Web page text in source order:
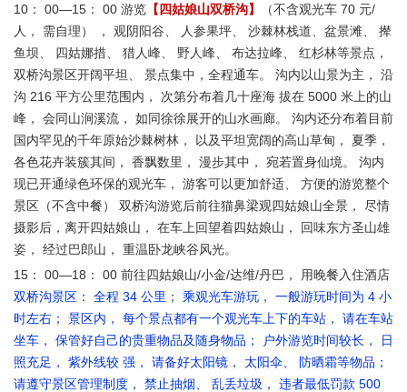
10： 00—15： 00 游览 【四姑娘山双桥沟】
（不含观光车 70 元/
人， 需自理） ， 观阴阳谷、 人参果坪、 沙棘林栈道、盆景滩、 撵
鱼坝、 四姑娜措、 猎人峰、 野人峰、 布达拉峰、 红杉林等景点，
双桥沟景区开阔平坦、 景点集中，全程通车。 沟内以山景为主， 沿
沟 216 平方公里范围内， 次第分布着几十座海 拔在 5000 米上的山
峰， 会同山涧溪流， 如同徐徐展开的山水画廊。 沟内还分布着目前
国内罕见的千年原始沙棘树林， 以及平坦宽阔的高山草甸， 夏季，
各色花卉装簇其间， 香飘数里， 漫步其中， 宛若置身仙境。 沟内
现已开通绿色环保的观光车， 游客可以更加舒适、 方便的游览整个
景区（不含中餐） 双桥沟游览后前往猫鼻梁观四姑娘山全景， 尽情
摄影后，离开四姑娘山， 在车上回望着四姑娘山， 回味东方圣山雄
姿， 经过巴郎山， 重温卧龙峡谷风光。
15： 00—18： 00 前往四姑娘山/小金/达维/丹巴， 用晚餐入住酒店
双桥沟景区： 全程 34 公里； 乘观光车游玩， 一般游玩时间为 4 小
时左右； 景区内， 每个景点都有一个观光车上下的车站， 请在车站
坐车， 保管好自己的贵重物品及随身物品； 户外游览时间较长， 日
照充足， 紫外线较 强， 请备好太阳镜， 太阳伞、 防晒霜等物品；
请遵守景区管理制度， 禁止抽烟、 乱丢垃圾， 违者最低罚款 500